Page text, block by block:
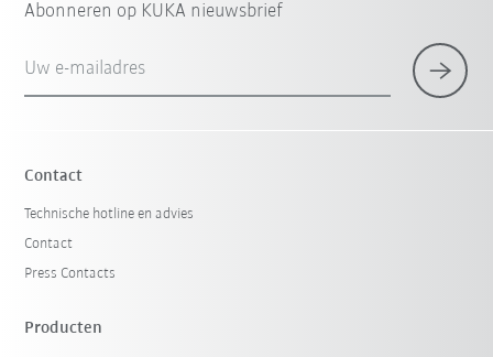
Abonneren op KUKA nieuwsbrief
Uw e-mailadres
Contact
Technische hotline en advies
Contact
Press Contacts
Producten